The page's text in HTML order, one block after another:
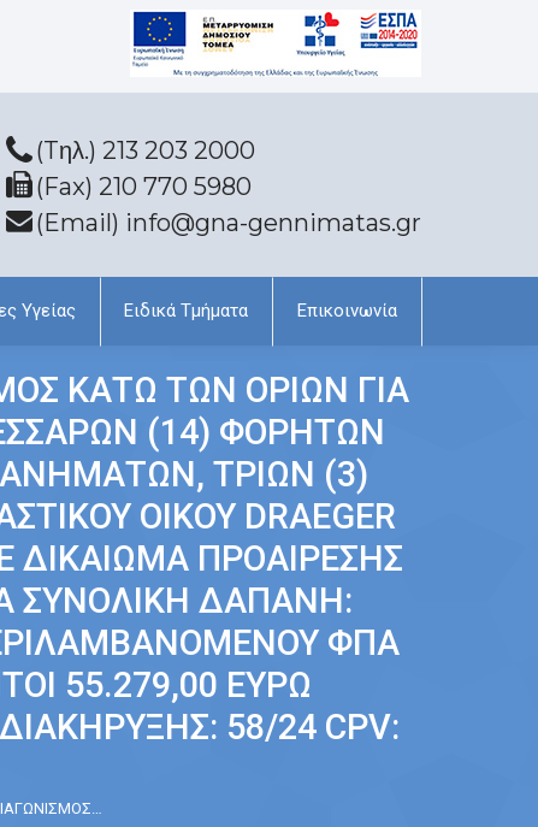
(Tηλ.) 213 203 2000
(Fax) 210 770 5980
(Email) info@gna-gennimatas.gr
Υγείας Ειδικά Τμήματα Επικοινωνία
ΚΑΤΩ ΤΩΝ ΟΡΙΩΝ ΓΙΑ
(14) ΦΟΡΗΤΩΝ
ΤΡΙΩΝ (3)
ΟΙΚΟΥ DRAEGER
ΠΡΟΑΙΡΕΣΗΣ
ΣΥΝΟΛΙΚΗ ΔΑΠΑΝΗ:
ΦΠΑ
55.279,00 ΕΥΡΩ
58/24 CPV: